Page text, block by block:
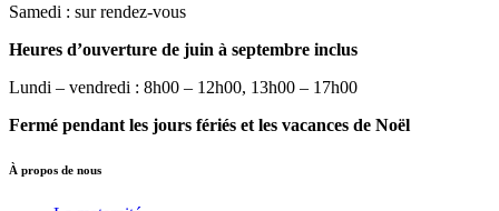
Samedi : sur rendez-vous
Heures d’ouverture de juin à septembre inclus
Lundi – vendredi : 8h00 – 12h00, 13h00 – 17h00
Fermé pendant les jours fériés et les vacances de Noël
À propos de nous